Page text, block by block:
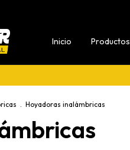
Inicio Productos
. Hoyadoras inalámbricas